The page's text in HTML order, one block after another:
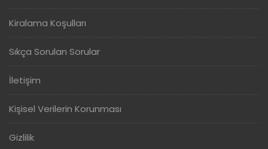
Kiralama Koşulları
Sıkça Sorulan Sorular
İletişim
Kişisel Verilerin Korunması
Gizlilik